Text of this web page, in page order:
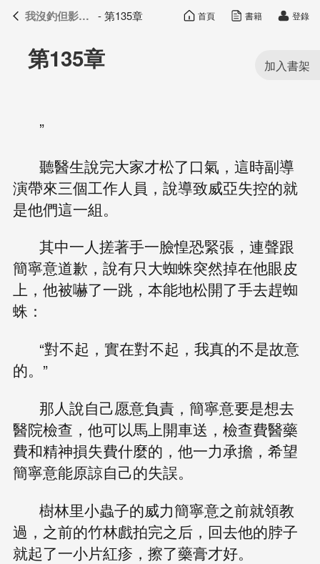
我沒釣但影帝真香了 目錄
第135章
”
聽醫生說完大家才松了口氣，這時副導
演帶來三個工作人員，說導致威亞失控的就
是他們這一組。
其中一人搓著手一臉惶恐緊張，連聲跟
簡寧意道歉，說有只大蜘蛛突然掉在他眼皮
上，他被嚇了一跳，本能地松開了手去趕蜘
蛛：
“對不起，實在對不起，我真的不是故意
的。”
那人說自己愿意負責，簡寧意要是想去
醫院檢查，他可以馬上開車送，檢查費醫藥
費和精神損失費什麼的，他一力承擔，希望
簡寧意能原諒自己的失誤。
樹林里小蟲子的威力簡寧意之前就領教
過，之前的竹林戲拍完之后，回去他的脖子
就起了一小片紅疹，擦了藥膏才好。
我沒釣但影帝真香了 - 第135章 首頁 書籍 登錄